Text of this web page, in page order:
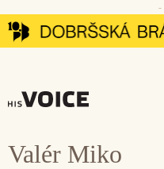
Přeskočit
na
-
Valér Miko